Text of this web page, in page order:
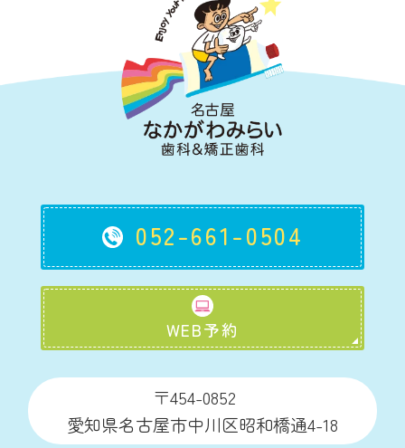
052-661-0504
WEB予約
〒454-0852
愛知県名古屋市中川区昭和橋通4-18